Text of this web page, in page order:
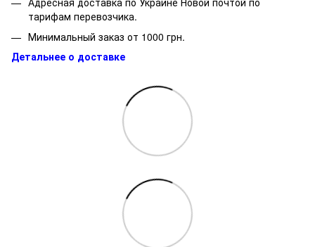
тарифам перевозчика.
Минимальный заказ от 1000 грн.
Детальнее о доставке